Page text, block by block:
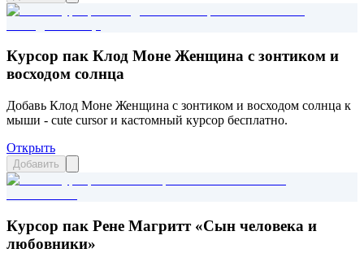
Курсор пак Клод Моне Женщина с зонтиком и
восходом солнца
Добавь Клод Моне Женщина с зонтиком и восходом солнца к
мыши - cute cursor и кастомный курсор бесплатно.
Открыть
Добавить
Курсор пак Рене Магритт «Сын человека и
любовники»